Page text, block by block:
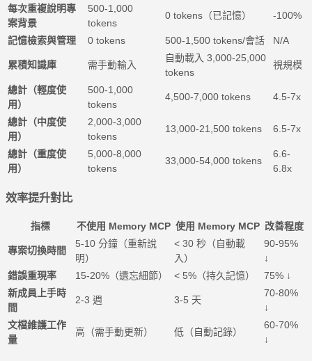
每次重複說明專
案背景
500-1,000
tokens
0 tokens（已記憶） -100%
記憶檢索與管理 0 tokens 500-1,500 tokens/會話 N/A
累積知識庫 需手動輸入
自動載入 3,000-25,000
tokens
視規模
總計（輕度使
用）
500-1,000
tokens
4,500-7,000 tokens 4.5-7x
總計（中度使
用）
2,000-3,000
tokens
13,000-21,500 tokens 6.5-7x
總計（重度使
用）
5,000-8,000
tokens
33,000-54,000 tokens
6.6-
6.8x
效率提升對比
指標 不使用 Memory MCP 使用 Memory MCP 改善程度
專案切換時間
5-10 分鐘（重新說
明）
< 30 秒（自動載
入）
90-95%
↓
錯誤重現率
15-20%（遺忘細節） < 5%（持久記憶）
75% ↓
新成員上手時
間
2-3 週 3-5 天
70-80%
↓
文檔維護工作
量
高（需手動更新） 低（自動記錄）
60-70%
↓